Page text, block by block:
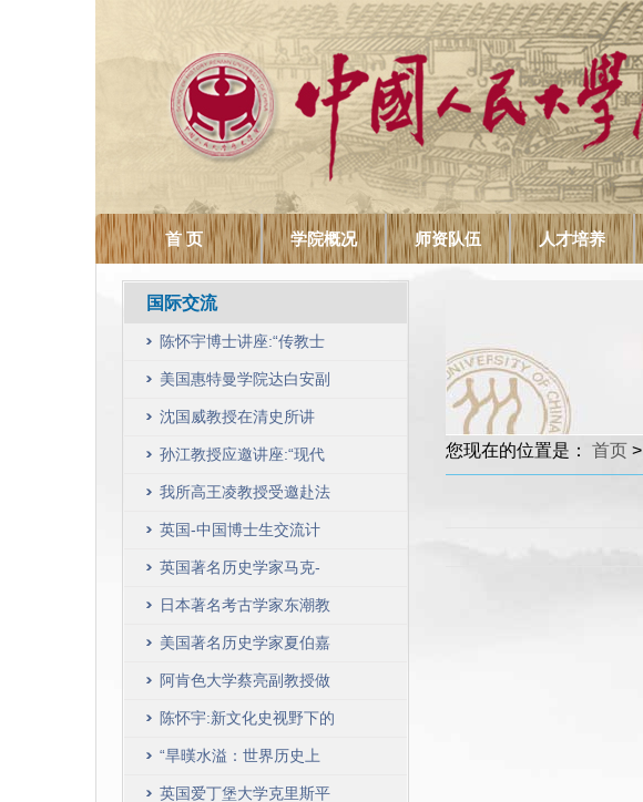
首 页 学院概况 师资队伍 人才培养
国际交流
陈怀宇博士讲座:“传教士
与近代中国的宗教学”
美国惠特曼学院达白安副
教授讲座 预告
沈国威教授在清史所讲
座:“从‘启迪民智’到‘陶铸国
民’——以《国民必读课本
初稿》
孙江教授应邀讲座:“现代
中国的记忆之场”
我所高王凌教授受邀赴法
英访问讲学
英国-中国博士生交流计
划(UK-China PhD
Placement Programme)
英国著名历史学家马克-
阿莫诺做客人大史学讲堂
日本著名考古学家东潮教
授做客历史学院
美国著名历史学家夏伯嘉
教授做客人大史学讲堂
阿肯色大学蔡亮副教授做
客人大史学讲堂
陈怀宇:新文化史视野下的
动物研究
“旱暵水溢：世界历史上
的河流、洪涝与旱灾”国
英国爱丁堡大学克里斯平
您现在的位置是： 首页 >